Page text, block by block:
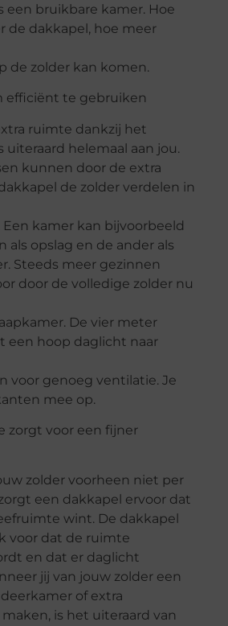
een bruikbare kamer. Hoe
de dakkapel, hoe meer
de zolder kan komen.
efficiënt te gebruiken
ruimte dankzij het
uiteraard helemaal aan jou.
kunnen door de extra
de zolder verdelen in
kamer kan bijvoorbeeld
als opslag en de ander als
Steeds meer gezinnen
door de volledige zolder nu
De vier meter
een hoop daglicht naar
voor genoeg ventilatie. Je
mee op.
zorgt voor een fijner
zolder voorheen niet per
een dakkapel ervoor dat
wint. De dakkapel
voor dat de ruimte
en dat er daglicht
jij van jouw zolder een
of extra
is het uiteraard van